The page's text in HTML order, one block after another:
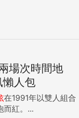
場次時間地
懶人包
在1991年以雙人組合
而紅。...